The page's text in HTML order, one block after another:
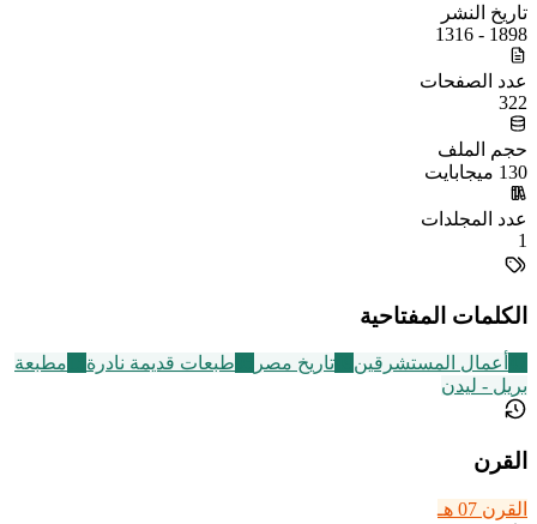
تاريخ النشر
1898 - 1316
عدد الصفحات
322
حجم الملف
130 ميجابايت
عدد المجلدات
1
الكلمات المفتاحية
أعمال المستشرقين تاريخ مصر طبعات قديمة نادرة
مطبعة
بريل - ليدن
القرن
القرن 07 هـ